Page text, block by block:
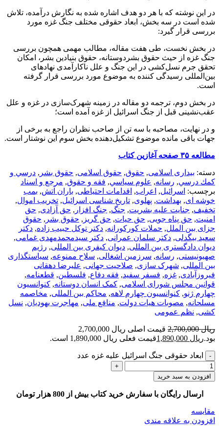
در این نوشته که با هر دو هدف اشاره شده به نگارش درآمده، تلاش
شده است در سه بخش، ابعاد حقوقی مختلف جنگ غزه مورد
بررسی قرار گیرد:
در بخش نخست، طی هفت مقاله، مطالب مهمی همچون بررسی
جنگ غزه از حیث حقوق بشردوستانه، حقوق بنیادین بشر، امکان
تحقق جرم نسل‌کشی در این جنگ و علل ناکارآمدی نهادهای
بین‌المللی رسیدگی کننده به موضوع مورد بررسی قرار گرفته
است.
در بخش دوم، ترجمه دو مقاله در زمینه شهرک‌سازی در غزه و علل
عقب‌نشینی قبل از جنگ اسرائیل از غزه آمده است؛
و در نهایت، مصاحبه با سه تن از صاحب نظران راجع به برخی از
جهات باقی مانده موضوع تشکیل‌دهنده بخش سوم این نوشتار است.
مطالعه ۳۵ صفحه آغازین کتاب
دسته: بیداری اسلامی, حقوق, حقوق اسلامی, حقوق بشر , درسي و
كمك درسي, رسانه, علوم سياسي, فقه و حقوق, مرجع و اسناد
برچسب: اسرائیل, اعراب, اقدامات احتیاطی, باران آتش, بمب
خوشه ای, بهداشت, پهلوی, تاریخ شناسی اسرائیل, تخریب اموال,
تخفیف, جنایت علیه بشریت, جنگ, جنگ افزار , حق آزادی, حق
امنیت, حق پناه جویی, حق حیات, حق گریز , حقوق بشر , حقوق
جزای بین الملل, حملات کورکورانه, دکتر توکل حبیب زاده, دکتر
سعید بیگدلی, دکتر سلمان عمرانی, دکتر سیدمحمدمهدی غمامی,
دیوان دادگستری بین المللی, دیوان کیفری بین المللی, رژیم
صهیونیستی, رسانه, سرزمین اشغالی, سلاح ممنوعه, سیاستگذاری
بین المللی, شهرک سازی, صلاحیت جهانی, علیرضا دهقانی
فیروزآبادی, غزه, فسفر سفید, فقه دفاع, فلسطین, قطعنامه,
قوانین مجلس شورای اسلامی, کمک انسان دوستانه, کنوانسیون
چهارم ژنو, کنوانسیون چهارم لاهه, محاکم بین المللی, مخاصمه
مسلحانه, مصوبات هیات دولت, منافع ملی, مهاجرت یهودیان, نسل
کشی, نظم عمومی
ریال2,700,000
قیمت اصلی ریال 2,700,000
بود.ریال قیمت فعلی ریال 1,890,000 است.
ابعاد حقوقی جنگ اسرائیل علیه غزه عدد
افزودن به سبد خرید
ارسال رایگان با سفارش خرید کتاب بیش از 800 هزار تومان
مقایسه
افزودن به علاقه مندی